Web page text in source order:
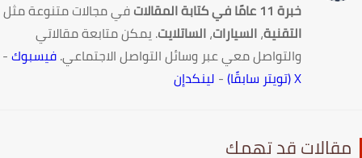
خبرة 11 عامًا في كتابة المقالات
في مجالات متنوعة مثل
التقنية،السيارات،الساتلايت. يمكن متابعة مقالاتي
والتواصل معي عبر وسائل التواصل الاجتماعي.فيسبوك-
-لينكدإن
قد تهمك